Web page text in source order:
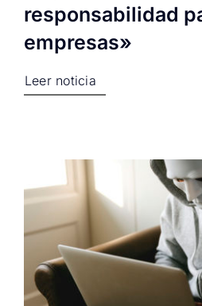
responsabilidad
empresas»
Leer noticia